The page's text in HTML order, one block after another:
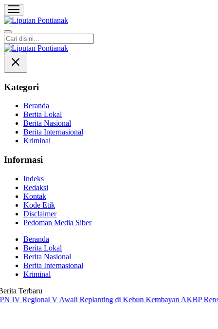
Liputan Pontianak
Berita Terkini dan TerUpdate
Kategori
Beranda
Berita Lokal
Berita Nasional
Berita Internasional
Kriminal
Informasi
Indeks
Redaksi
Kontak
Kode Etik
Disclaimer
Pedoman Media Siber
Beranda
Berita Lokal
Berita Nasional
Berita Internasional
Kriminal
Terbaru
V Awali Replanting di Kebun KembayanAKBP Rensa S.